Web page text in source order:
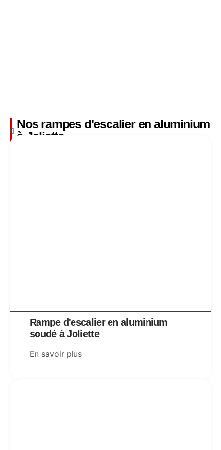
Nos rampes d'escalier en aluminium
à Joliette
Rampe d'escalier en aluminium
soudé à Joliette
En savoir plus